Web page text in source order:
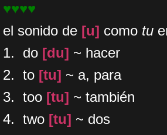
♥♥♥♥
el sonido de [u] como tu
1. do [du] ~ hacer
2. to [tu] ~ a, para
3. too [tu] ~ también
4. two [tu] ~ dos